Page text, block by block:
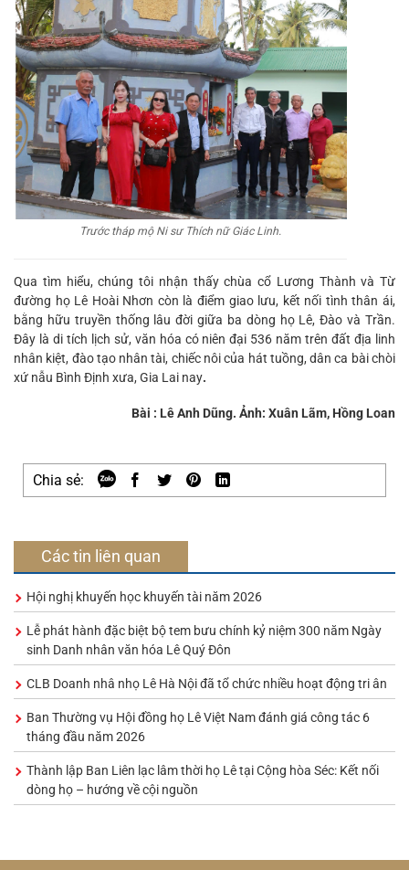
Trước tháp mộ Ni sư Thích nữ Giác Linh.
Qua tìm hiểu, chúng tôi nhận thấy chùa cổ Lương Thành và Từ
đường họ Lê Hoài Nhơn còn là điểm giao lưu, kết nối tình thân ái,
bằng hữu truyền thống lâu đời giữa ba dòng họ Lê, Đào và Trần.
Đây là di tích lịch sử, văn hóa có niên đại 536 năm trên đất địa linh
nhân kiệt, đào tạo nhân tài, chiếc nôi của hát tuồng, dân ca bài chòi
xứ nẫu Bình Định xưa, Gia Lai nay.
Bài : Lê Anh Dũng. Ảnh: Xuân Lãm, Hồng Loan
Chia sẻ:
Các tin liên quan
Hội nghị khuyến học khuyến tài năm 2026
Lễ phát hành đặc biệt bộ tem bưu chính kỷ niệm 300 năm Ngày
sinh Danh nhân văn hóa Lê Quý Đôn
CLB Doanh nhâ nhọ Lê Hà Nội đã tổ chức nhiều hoạt động tri ân
Ban Thường vụ Hội đồng họ Lê Việt Nam đánh giá công tác 6
tháng đầu năm 2026
Thành lập Ban Liên lạc lâm thời họ Lê tại Cộng hòa Séc: Kết nối
dòng họ – hướng về cội nguồn